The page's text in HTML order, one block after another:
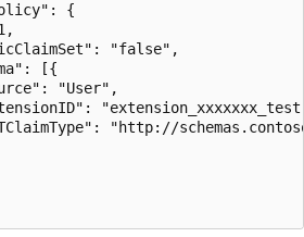
{
"false",
[{
"User",
"http://